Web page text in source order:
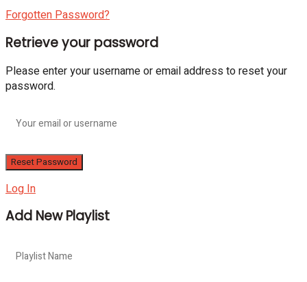
Forgotten Password?
Retrieve your password
Please enter your username or email address to reset your
password.
Log In
Add New Playlist